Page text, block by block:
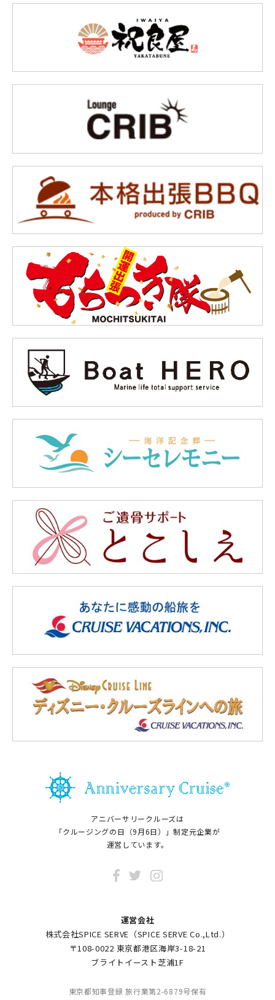
アニバーサリークルーズは
「クルージングの日（9月6日）」制定元企業が
運営しています。
運営会社
株式会社SPICE SERVE（SPICE SERVE Co.,Ltd.）
〒108-0022 東京都港区海岸3-18-21
ブライトイースト芝浦1F
東京都知事登録 旅行業第2-6879号保有